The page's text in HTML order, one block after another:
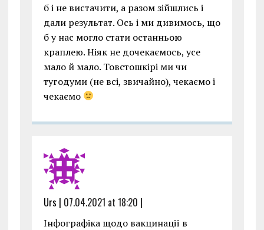
б і не вистачити, а разом зійшлись і
дали результат. Ось і ми дивимось, що
б у нас могло стати останньою
краплею. Ніяк не дочекаємось, усе
мало й мало. Товстошкірі ми чи
тугодуми (не всі, звичайно), чекаємо і
чекаємо
Urs | 07.04.2021 at 18:20 |
Інфографіка щодо вакцинації в